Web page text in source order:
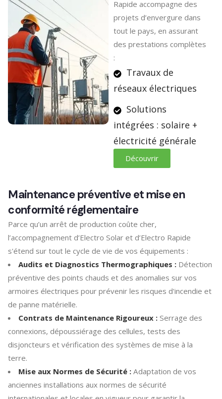
Rapide accompagne des
projets d’envergure dans
tout le pays, en assurant
des prestations complètes
:
Travaux de
réseaux électriques
Solutions
intégrées : solaire +
électricité générale
Découvrir
Maintenance préventive et mise en
conformité réglementaire
Parce qu’un arrêt de production coûte cher,
l’accompagnement d’Electro Solar et d’Electro Rapide
s'étend sur tout le cycle de vie de vos équipements :
Audits et Diagnostics Thermographiques : Détection
préventive des points chauds et des anomalies sur vos
armoires électriques pour prévenir les risques d'incendie et
de panne matérielle.
Contrats de Maintenance Rigoureux : Serrage des
connexions, dépoussiérage des cellules, tests des
disjoncteurs et vérification des systèmes de mise à la
terre.
Mise aux Normes de Sécurité : Adaptation de vos
anciennes installations aux normes de sécurité